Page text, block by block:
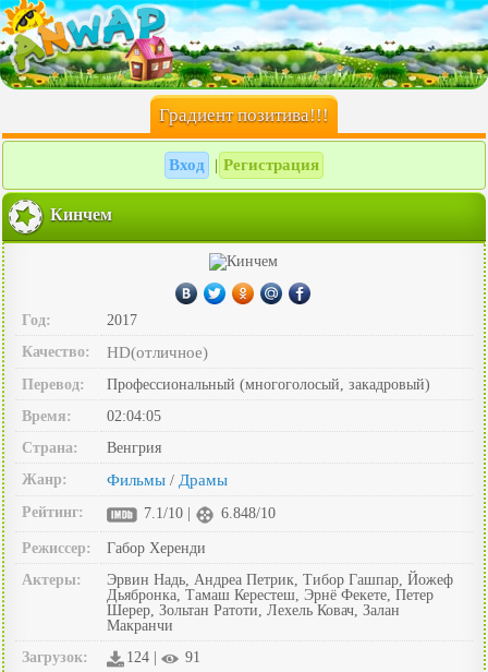
Градиент позитива!!!
Вход Регистрация
Кинчем
Год:
2017
Качество:
HD(отличное)
Перевод:
Профессиональный (многоголосый, закадровый)
Время:
02:04:05
Страна:
Венгрия
Жанр:
Фильмы / Драмы
Рейтинг: 7.1/10 | 6.848/10
Режиссер:
Габор Херенди
Актеры:
Эрвин Надь, Андреа Петрик, Тибор Гашпар, Йожеф
Дьябронка, Тамаш Керестеш, Эрнё Фекете, Петер
Шерер, Зольтан Ратоти, Лехель Ковач, Залан
Макранчи
Загрузок:
124 | 91